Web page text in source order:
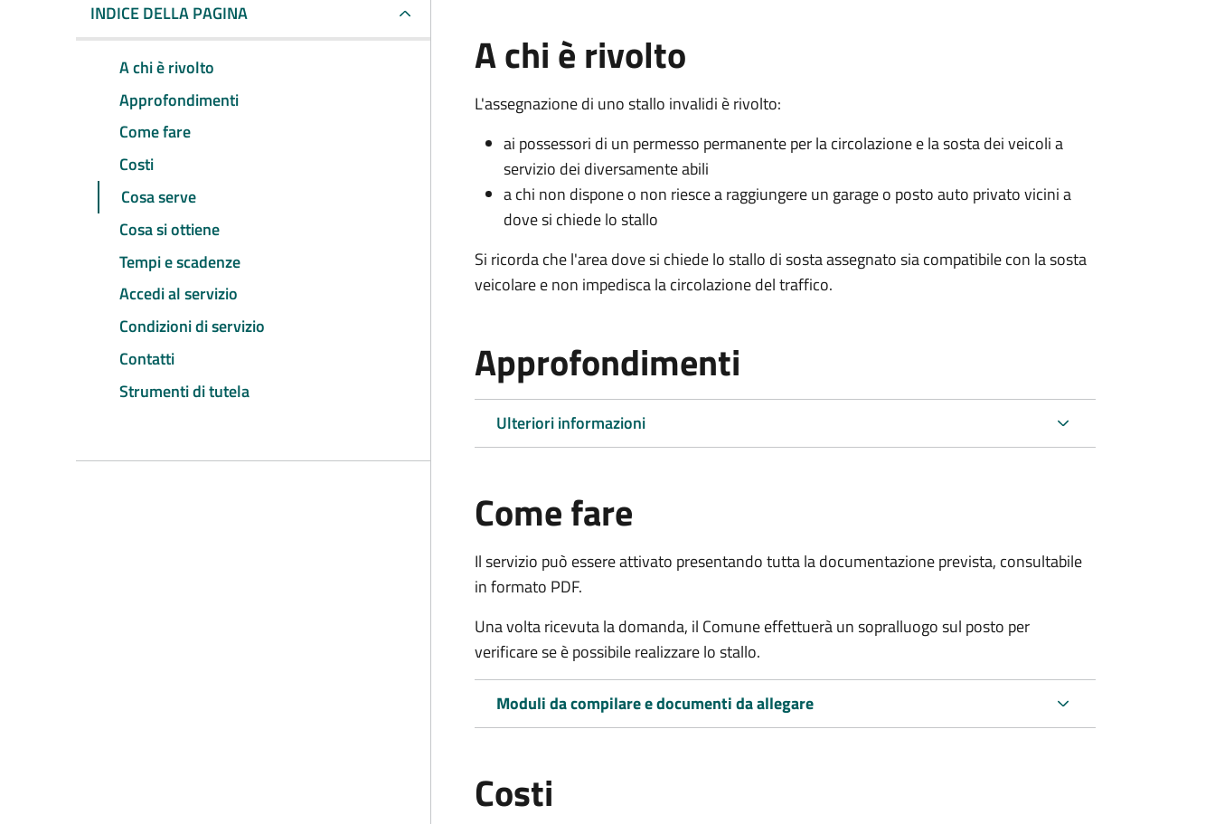
INDICE DELLA PAGINA
A chi è rivolto
Approfondimenti
Come fare
Costi
Cosa serve
Cosa si ottiene
Tempi e scadenze
Accedi al servizio
Condizioni di servizio
Contatti
Strumenti di tutela
A chi è rivolto
L'assegnazione di uno stallo invalidi è rivolto:
ai possessori di un permesso permanente per la circolazione e la sosta dei veicoli a
servizio dei diversamente abili
a chi non dispone o non riesce a raggiungere un garage o posto auto privato vicini a
dove si chiede lo stallo
Si ricorda che l'area dove si chiede lo stallo di sosta assegnato sia compatibile con la sosta
veicolare e non impedisca la circolazione del traffico.
Approfondimenti
Ulteriori informazioni
Come fare
Il servizio può essere attivato presentando tutta la documentazione prevista, consultabile
in formato PDF.
Una volta ricevuta la domanda, il Comune effettuerà un sopralluogo sul posto per
verificare se è possibile realizzare lo stallo.
Moduli da compilare e documenti da allegare
Costi